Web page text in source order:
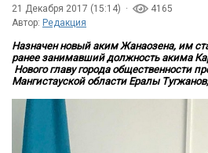
21 Декабря 2017 (15:14) ·
4165
Автор: Редакция
Назначен новый аким Жанаозена, им
ранее занимавший должность акима
Нового главу города общественности
Мангистауской области Ералы